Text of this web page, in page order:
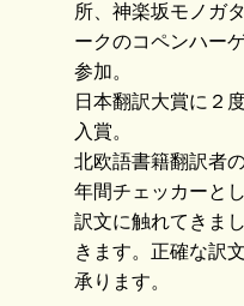
所、神楽坂モノガ
ークのコペンハー
参加。
日本翻訳大賞に２
入賞。
北欧語書籍翻訳者
年間チェッカーと
訳文に触れてきま
きます。正確な訳
承ります。